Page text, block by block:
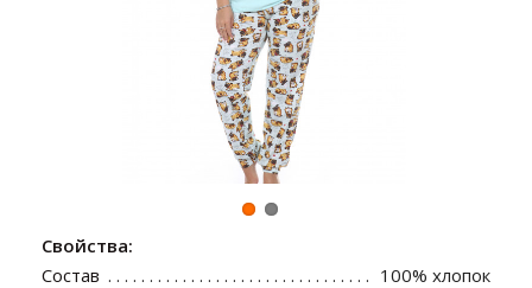
Свойства:
Состав
100% хлопок